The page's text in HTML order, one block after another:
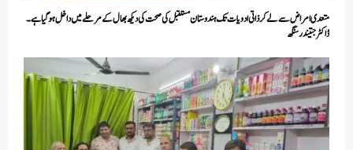
متعدی امراض سے لے کر ذاتی ادویات تک ہندوستان مستقبل کی صحت کی دیکھ بھال کے مرحلے میں داخل ہو گیا ہے۔
ڈاکٹر جتیندر سنگھ